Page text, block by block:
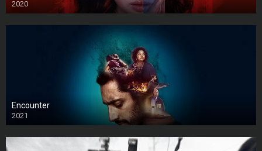
2020
Encounter
2021